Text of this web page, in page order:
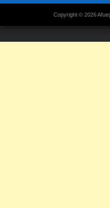
Copyright © 2026